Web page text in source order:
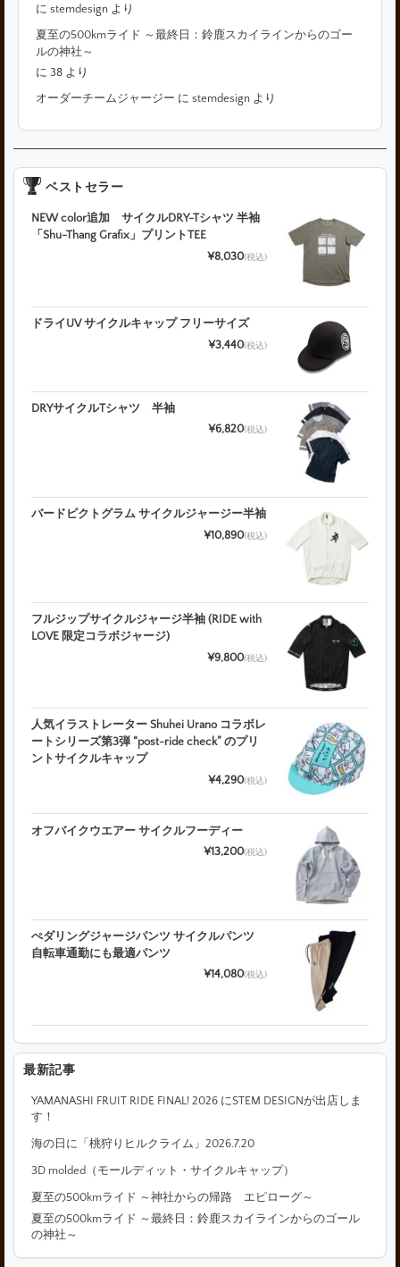
にstemdesign より
夏至の500kmライド ～最終日：鈴鹿スカイラインからのゴー
ルの神社～
に38 より
オーダーチームジャージー にstemdesign より
ベストセラー
NEW color追加 サイクルDRY-Tシャツ 半袖
「Shu-Thang Grafix」プリントTEE
¥8,030(税込)
ドライUV サイクルキャップ フリーサイズ
¥3,440(税込)
DRYサイクルTシャツ 半袖
¥6,820(税込)
バードピクトグラム サイクルジャージー半袖
¥10,890(税込)
フルジップサイクルジャージ半袖 (RIDE with
LOVE 限定コラボジャージ)
¥9,800(税込)
人気イラストレーター Shuhei Urano コラボレ
ートシリーズ第3弾 “post-ride check” のプリ
ントサイクルキャップ
¥4,290(税込)
オフバイクウエアー サイクルフーディー
¥13,200(税込)
ぺダリングジャージパンツ サイクルパンツ
自転車通勤にも最適パンツ
¥14,080(税込)
最新記事
YAMANASHI FRUIT RIDE FINAL! 2026 にSTEM DESIGNが出店しま
す！
海の日に「桃狩りヒルクライム」2026.7.20
3D molded（モールディット・サイクルキャップ）
夏至の500kmライド ～神社からの帰路 エピローグ～
夏至の500kmライド ～最終日：鈴鹿スカイラインからのゴール
の神社～